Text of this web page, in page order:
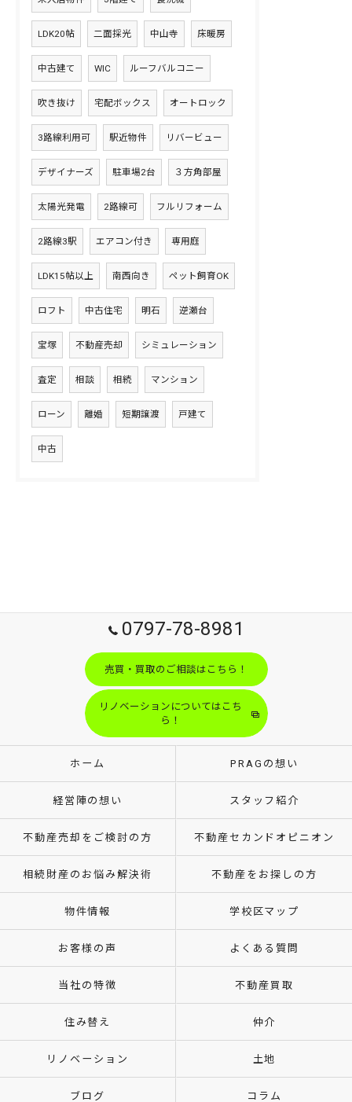
LDK20帖 二面採光 中山寺 床暖房
中古建て WIC ルーフバルコニー
吹き抜け 宅配ボックス オートロック
3路線利用可 駅近物件 リバービュー
デザイナーズ 駐車場2台 ３方角部屋
太陽光発電 2路線可 フルリフォーム
2路線3駅 エアコン付き 専用庭
LDK15帖以上 南西向き ペット飼育OK
ロフト 中古住宅 明石 逆瀬台
宝塚 不動産売却 シミュレーション
査定 相談 相続 マンション
ローン 離婚 短期譲渡 戸建て
中古
0797-78-8981
売買・買取のご相談はこちら！
リノベーションについてはこち
ら！
ホーム PRAGの想い
経営陣の想い スタッフ紹介
不動産売却をご検討の方 不動産セカンドオピニオン
相続財産のお悩み解決術 不動産をお探しの方
物件情報 学校区マップ
お客様の声 よくある質問
当社の特徴 不動産買取
住み替え 仲介
リノベーション 土地
ブログ コラム